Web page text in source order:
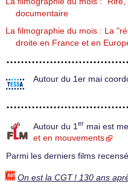
documentaire
La filmographie du mois : La
droite en France et en
Autour du 1er mai
Autour du 1 er mai est
et en mouvements
Parmi les derniers films
On est la CGT ! 130 ans